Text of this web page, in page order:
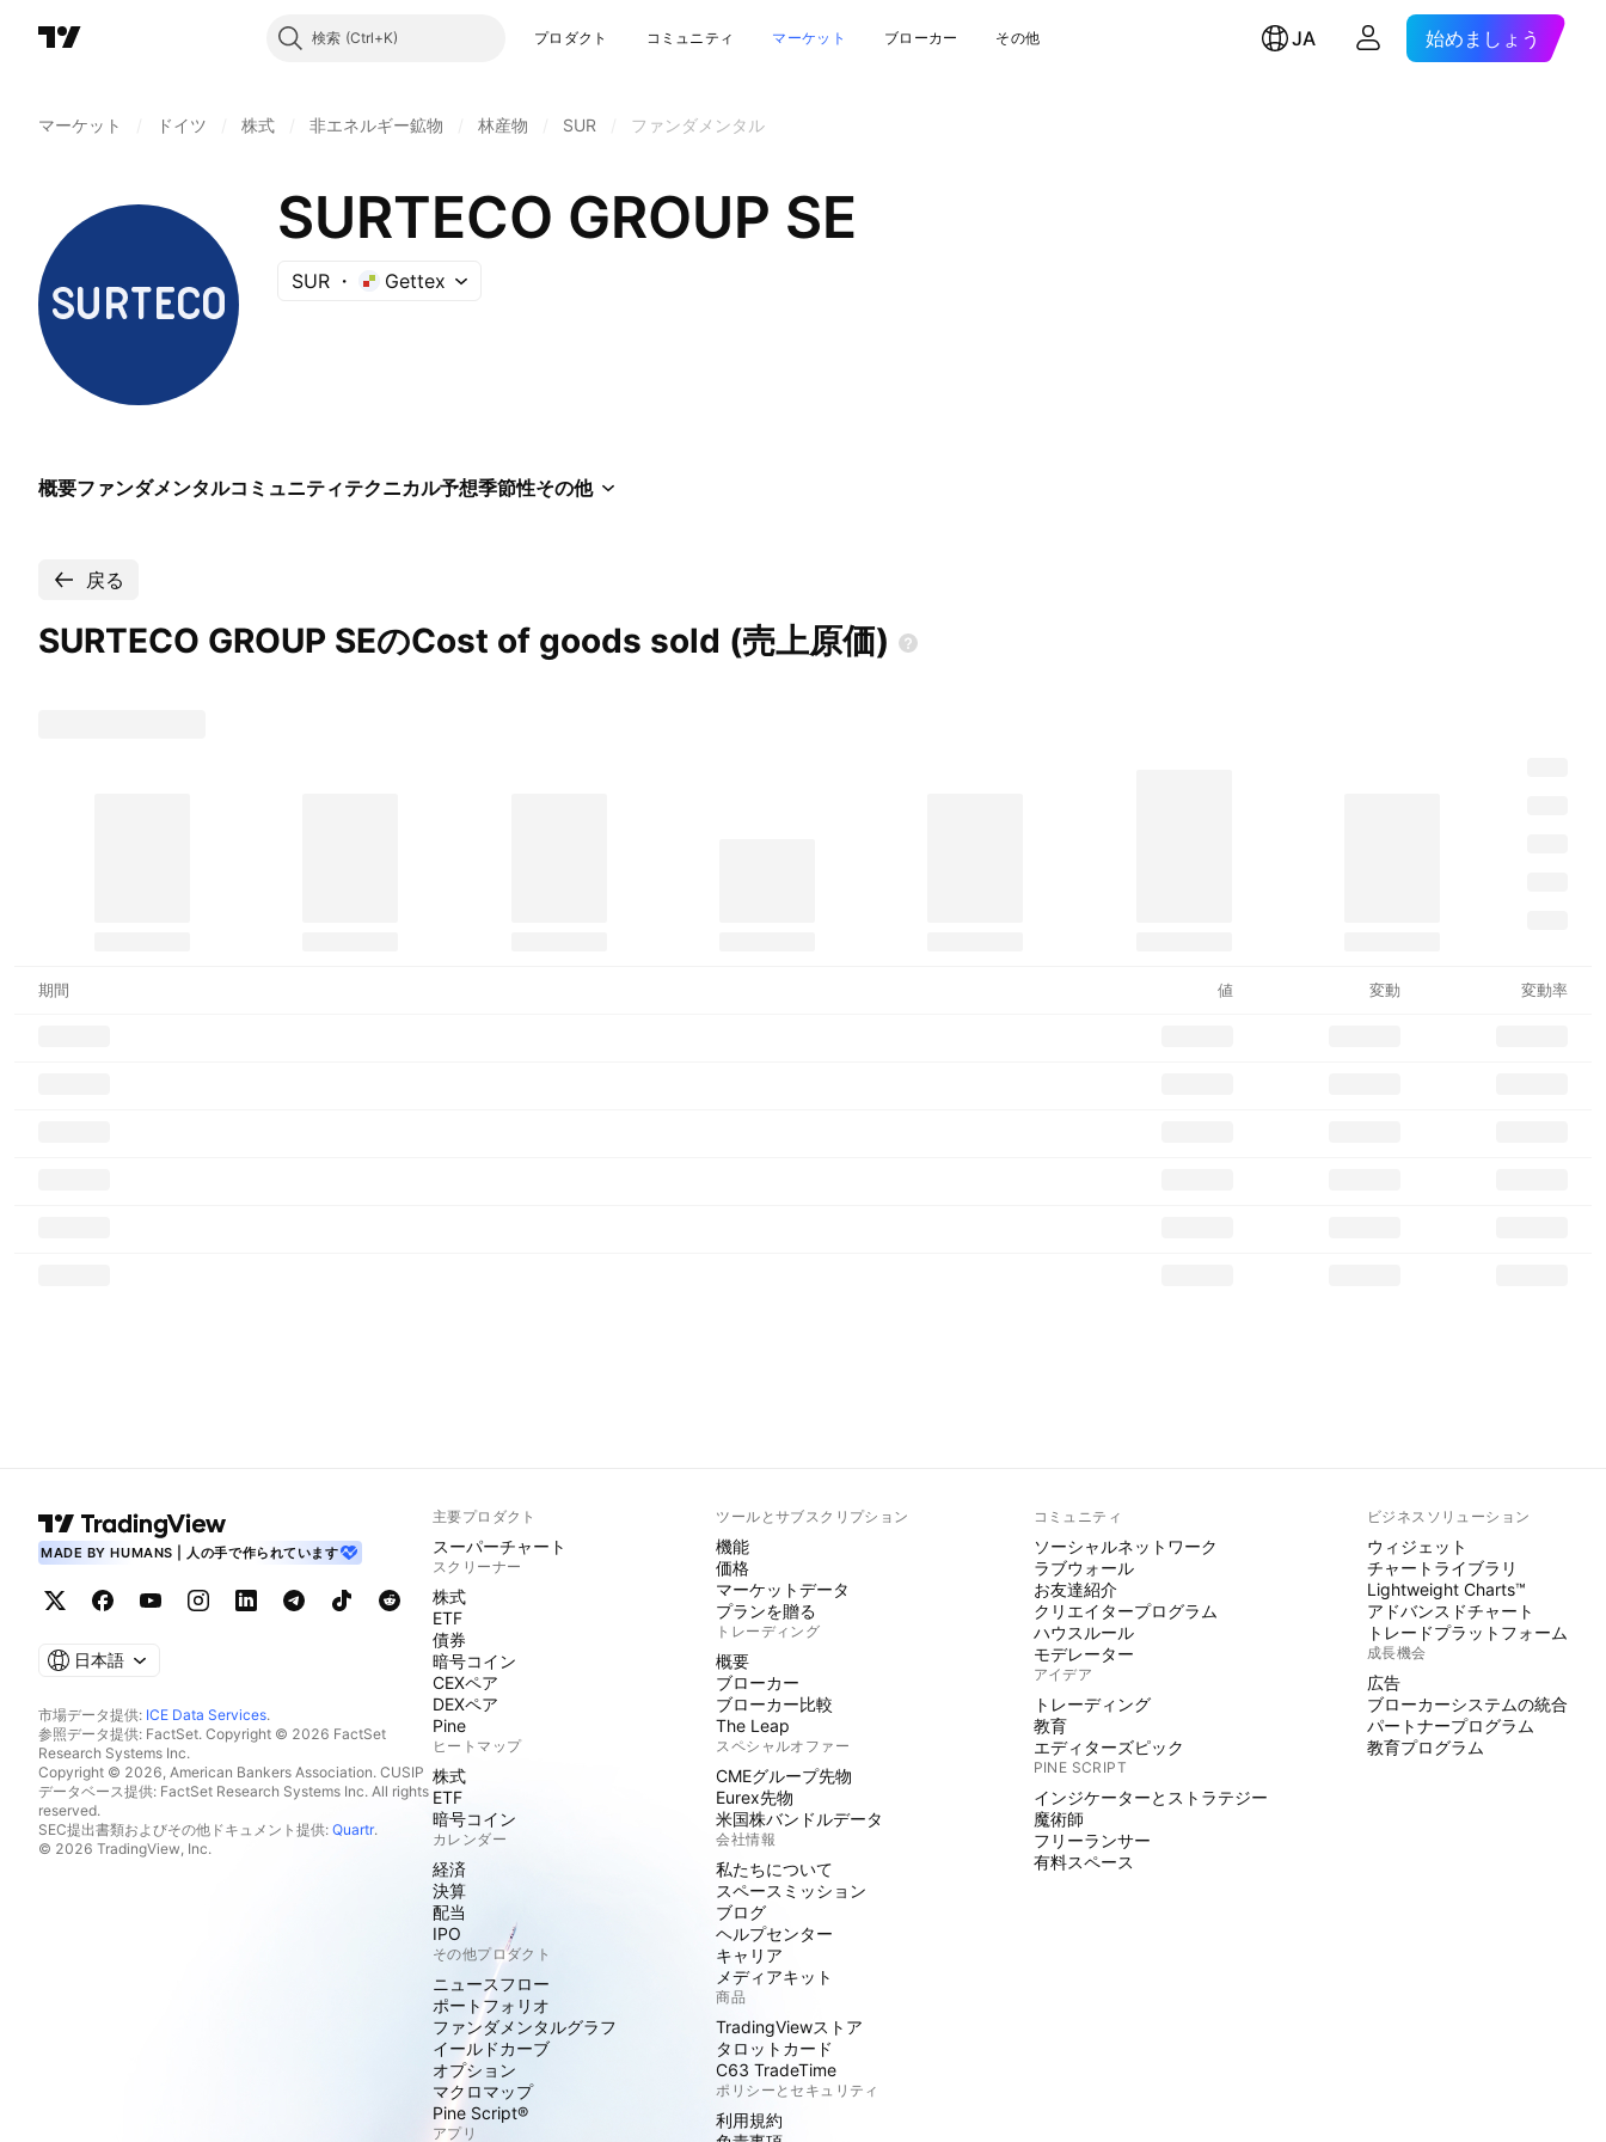
検索 プロダクト コミュニティ マーケット ブローカー その他 JA 始めましょう
マーケット ドイツ 株式 非エネルギー鉱物 林産物 SUR ファンダメンタル
SURTECO GROUP SE
SUR Gettex
概要ファンダメンタルコミュニティテクニカル予想季節性その他
戻る
SURTECO GROUP SEのCost of goods sold (売上原価)
期間 値 変動 変動率
MADE BY HUMANS | 人の手で作られています
日本語
市場データ提供: ICE Data Services.
参照データ提供: FactSet. Copyright © 2026 FactSet
Research Systems Inc.
Copyright © 2026, American Bankers Association. CUSIP
データベース提供: FactSet Research Systems Inc. All rights
reserved.
SEC提出書類およびその他ドキュメント提供: Quartr.
© 2026 TradingView, Inc.
主要プロダクト
スーパーチャート
スクリーナー
株式
ETF
債券
暗号コイン
CEXペア
DEXペア
Pine
ヒートマップ
株式
ETF
暗号コイン
カレンダー
経済
決算
配当
IPO
その他プロダクト
ニュースフロー
ポートフォリオ
ファンダメンタルグラフ
イールドカーブ
オプション
マクロマップ
Pine Script®
アプリ
ツールとサブスクリプション
機能
価格
マーケットデータ
プランを贈る
トレーディング
概要
ブローカー
ブローカー比較
The Leap
スペシャルオファー
CMEグループ先物
Eurex先物
米国株バンドルデータ
会社情報
私たちについて
スペースミッション
ブログ
ヘルプセンター
キャリア
メディアキット
商品
TradingViewストア
タロットカード
C63 TradeTime
ポリシーとセキュリティ
利用規約
コミュニティ
ソーシャルネットワーク
ラブウォール
お友達紹介
クリエイタープログラム
ハウスルール
モデレーター
アイデア
トレーディング
教育
エディターズピック
PINE SCRIPT
インジケーターとストラテジー
魔術師
フリーランサー
有料スペース
ビジネスソリューション
ウィジェット
チャートライブラリ
Lightweight Charts™
アドバンスドチャート
トレードプラットフォーム
成長機会
広告
ブローカーシステムの統合
パートナープログラム
教育プログラム